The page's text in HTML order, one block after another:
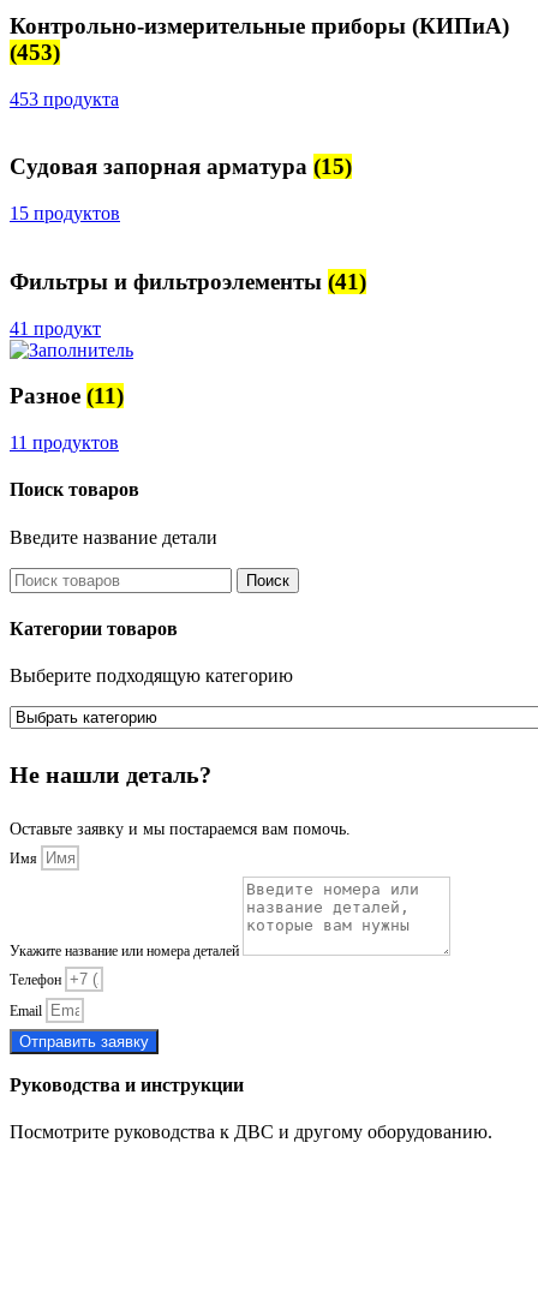
Контрольно-измерительные приборы (КИПиА)
(453)
453 продукта
Судовая запорная арматура (15)
15 продуктов
Фильтры и фильтроэлементы (41)
41 продукт
Разное (11)
11 продуктов
Поиск товаров
Введите название детали
Поиск
Категории товаров
Выберите подходящую категорию
Не нашли деталь?
Оставьте заявку и мы постараемся вам помочь.
Имя
Укажите название или номера деталей
Телефон
Email
Отправить заявку
Руководства и инструкции
Посмотрите руководства к ДВС и другому оборудованию.